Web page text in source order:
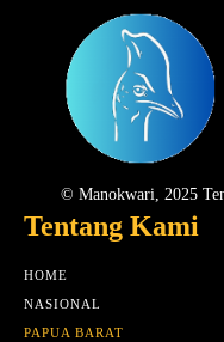
© Manokwari, 2025
Tentang Kami
HOME
NASIONAL
PAPUA BARAT